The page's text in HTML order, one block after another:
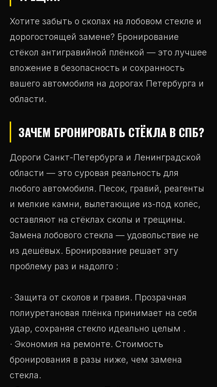
Хотите забыть о сколах на лобовом стекле и
дорогостоящей замене? Бронирование
стёкол антигравийной плёнкой — это лучшее
вложение в безопасность и сохранность
вашего автомобиля на дорогах Петербурга и
области.
ЗАЧЕМ БРОНИРОВАТЬ СТЁКЛА В СПБ?
Дороги Санкт-Петербурга и Ленинградской
области — это суровая реальность для
любого автомобиля. Песок, гравий, реагенты
и мелкие камни, вылетающие из-под колёс,
оставляют на стёклах сколы и трещины.
Замена лобового стекла — удовольствие не
из дешёвых. Бронирование решает эту
проблему раз и надолго :
· Защита от сколов и гравия. Прозрачная
полиуретановая плёнка принимает на себя
удар, сохраняя стекло идеально целым .
· Экономия на ремонте. Стоимость
бронирования в разы ниже, чем замена
стекла.